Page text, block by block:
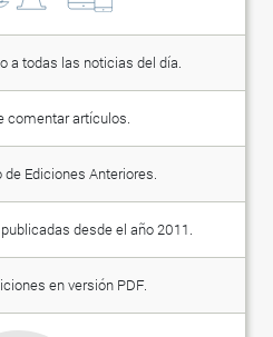
a todas las noticias del día.
comentar artículos.
Ediciones Anteriores.
desde el año 2011.
en versión PDF.